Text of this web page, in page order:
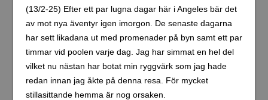
(13/2-25) Efter ett par lugna dagar här i Angeles bär det
av mot nya äventyr igen imorgon. De senaste dagarna
har sett likadana ut med promenader på byn samt ett par
timmar vid poolen varje dag. Jag har simmat en hel del
vilket nu nästan har botat min ryggvärk som jag hade
redan innan jag åkte på denna resa. För mycket
stillasittande hemma är nog orsaken.